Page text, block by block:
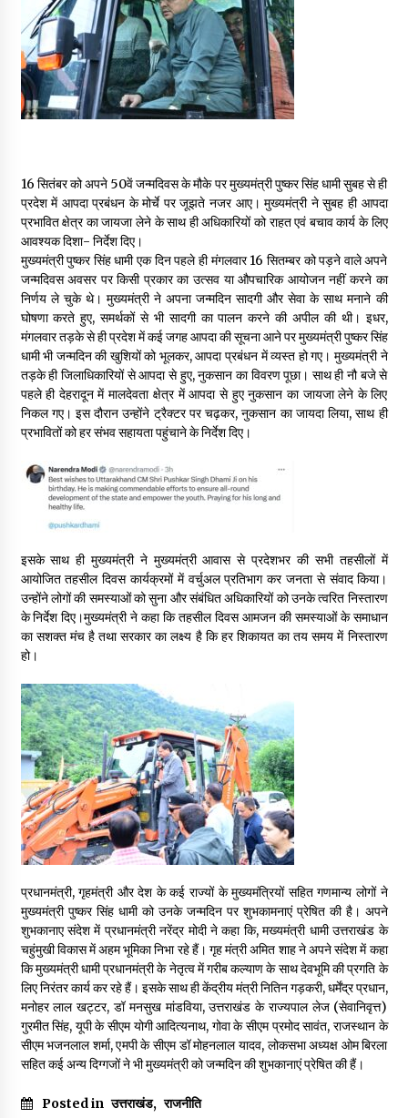
May 16, 2022
Thought Of The Day 14 May
May 14, 2022
May 13, 2022
Thought Of The Day 12 May
May 12, 2022
Thought Of The Day 11 May
May 11, 2022
Thought Of The Day 10 May
May 10, 2022
Thought Of The Day 9 May
May 9, 2022
16 सितंबर को अपने 50वें जन्मदिवस के मौके पर मुख्यमंत्री पुष्कर सिंह धामी सुबह से ही
प्रदेश में आपदा प्रबंधन के मोर्चे पर जूझते नजर आए। मुख्यमंत्री ने सुबह ही आपदा
प्रभावित क्षेत्र का जायजा लेने के साथ ही अधिकारियों को राहत एवं बचाव कार्य के लिए
आवश्यक दिशा- निर्देश दिए।
मुख्यमंत्री पुष्कर सिंह धामी एक दिन पहले ही मंगलवार 16 सितम्बर को पड़ने वाले अपने
जन्मदिवस अवसर पर किसी प्रकार का उत्सव या औपचारिक आयोजन नहीं करने का
निर्णय ले चुके थे। मुख्यमंत्री ने अपना जन्मदिन सादगी और सेवा के साथ मनाने की
घोषणा करते हुए, समर्थकों से भी सादगी का पालन करने की अपील की थी। इधर,
मंगलवार तड़के से ही प्रदेश में कई जगह आपदा की सूचना आने पर मुख्यमंत्री पुष्कर सिंह
धामी भी जन्मदिन की खुशियों को भूलकर, आपदा प्रबंधन में व्यस्त हो गए। मुख्यमंत्री ने
तड़के ही जिलाधिकारियों से आपदा से हुए, नुकसान का विवरण पूछा। साथ ही नौ बजे से
पहले ही देहरादून में मालदेवता क्षेत्र में आपदा से हुए नुकसान का जायजा लेने के लिए
निकल गए। इस दौरान उन्होंने ट्रैक्टर पर चढ़कर, नुकसान का जायदा लिया, साथ ही
प्रभावितों को हर संभव सहायता पहुंचाने के निर्देश दिए।
इसके साथ ही मुख्यमंत्री ने मुख्यमंत्री आवास से प्रदेशभर की सभी तहसीलों में
आयोजित तहसील दिवस कार्यक्रमों में वर्चुअल प्रतिभाग कर जनता से संवाद किया।
उन्होंने लोगों की समस्याओं को सुना और संबंधित अधिकारियों को उनके त्वरित निस्तारण
के निर्देश दिए।मुख्यमंत्री ने कहा कि तहसील दिवस आमजन की समस्याओं के समाधान
का सशक्त मंच है तथा सरकार का लक्ष्य है कि हर शिकायत का तय समय में निस्तारण
हो।
प्रधानमंत्री, गृहमंत्री और देश के कई राज्यों के मुख्यमंत्रियों सहित गणमान्य लोगों ने
मुख्यमंत्री पुष्कर सिंह धामी को उनके जन्मदिन पर शुभकामनाएं प्रेषित की है। अपने
शुभकानाए संदेश में प्रधानमंत्री नरेंद्र मोदी ने कहा कि, मख्यमंत्री धामी उत्तराखंड के
चहुंमुखी विकास में अहम भूमिका निभा रहे हैं। गृह मंत्री अमित शाह ने अपने संदेश में कहा
कि मुख्यमंत्री धामी प्रधानमंत्री के नेतृत्व में गरीब कल्याण के साथ देवभूमि की प्रगति के
लिए निरंतर कार्य कर रहे हैं। इसके साथ ही केंद्रीय मंत्री नितिन गड़करी, धर्मेंद्र प्रधान,
मनोहर लाल खट्टर, डॉ मनसुख मांडविया, उत्तराखंड के राज्यपाल लेज (सेवानिवृत्त)
गुरमीत सिंह, यूपी के सीएम योगी आदित्यनाथ, गोवा के सीएम प्रमोद सावंत, राजस्थान के
सीएम भजनलाल शर्मा, एमपी के सीएम डॉ मोहनलाल यादव, लोकसभा अध्यक्ष ओम बिरला
सहित कई अन्य दिग्गजों ने भी मुख्यमंत्री को जन्मदिन की शुभकानाएं प्रेषित की हैं।
Posted in उत्तराखंड, राजनीति